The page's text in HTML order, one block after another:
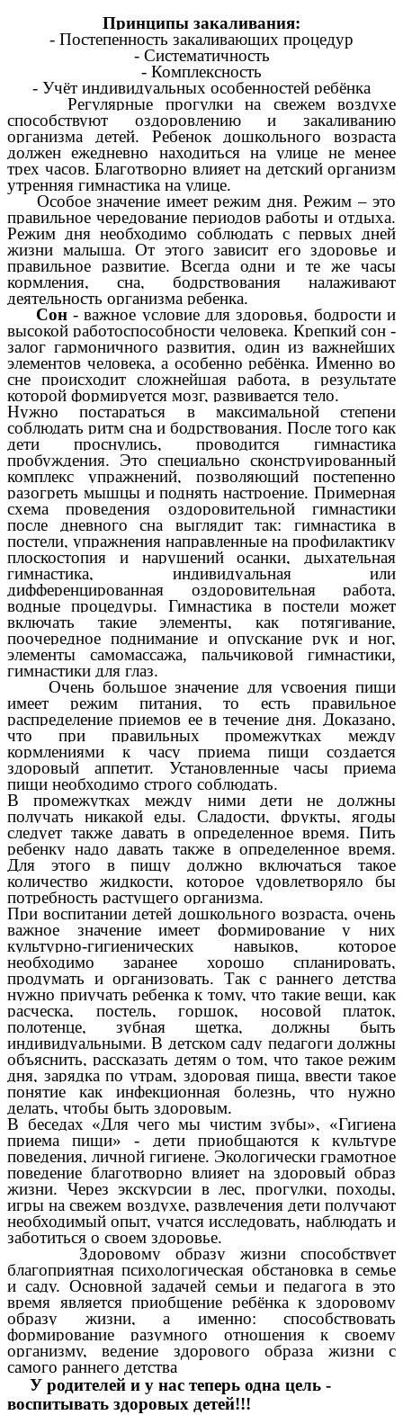
Принципы закаливания:
- Постепенность закаливающих процедур
- Систематичность
- Комплексность
- Учёт индивидуальных особенностей ребёнка
Регулярные прогулки на свежем воздухе
способствуют оздоровлению и закаливанию
организма детей. Ребенок дошкольного возраста
должен ежедневно находиться на улице не менее
трех часов. Благотворно влияет на детский организм
утренняя гимнастика на улице.
Особое значение имеет режим дня. Режим – это
правильное чередование периодов работы и отдыха.
Режим дня необходимо соблюдать с первых дней
жизни малыша. От этого зависит его здоровье и
правильное развитие. Всегда одни и те же часы
кормления, сна, бодрствования налаживают
деятельность организма ребенка.
Сон- важное условие для здоровья, бодрости и
высокой работоспособности человека. Крепкий сон -
залог гармоничного развития, один из важнейших
элементов человека, а особенно ребёнка. Именно во
сне происходит сложнейшая работа, в результате
которой формируется мозг, развивается тело.
Нужно постараться в максимальной степени
соблюдать ритм сна и бодрствования. После того как
дети проснулись, проводится гимнастика
пробуждения. Это специально сконструированный
комплекс упражнений, позволяющий постепенно
разогреть мышцы и поднять настроение. Примерная
схема проведения оздоровительной гимнастики
после дневного сна выглядит так: гимнастика в
постели, упражнения направленные на профилактику
плоскостопия и нарушений осанки, дыхательная
гимнастика, индивидуальная или
дифференцированная оздоровительная работа,
водные процедуры. Гимнастика в постели может
включать такие элементы, как потягивание,
поочередное поднимание и опускание рук и ног,
элементы самомассажа, пальчиковой гимнастики,
гимнастики для глаз.
Очень большое значение для усвоения пищи
имеет режим питания, то есть правильное
распределение приемов ее в течение дня. Доказано,
что при правильных промежутках между
кормлениями к часу приема пищи создается
здоровый аппетит. Установленные часы приема
пищи необходимо строго соблюдать.
В промежутках между ними дети не должны
получать никакой еды. Сладости, фрукты, ягоды
следует также давать в определенное время. Пить
ребенку надо давать также в определенное время.
Для этого в пищу должно включаться такое
количество жидкости, которое удовлетворяло бы
потребность растущего организма.
При воспитании детей дошкольного возраста, очень
важное значение имеет формирование у них
культурно-гигиенических навыков, которое
необходимо заранее хорошо спланировать,
продумать и организовать. Так с раннего детства
нужно приучать ребенка к тому, что такие вещи, как
расческа, постель, горшок, носовой платок,
полотенце, зубная щетка, должны быть
индивидуальными. В детском саду педагоги должны
объяснить, рассказать детям о том, что такое режим
дня, зарядка по утрам, здоровая пища, ввести такое
понятие как инфекционная болезнь, что нужно
делать, чтобы быть здоровым.
В беседах «Для чего мы чистим зубы», «Гигиена
приема пищи» - дети приобщаются к культуре
поведения, личной гигиене. Экологически грамотное
поведение благотворно влияет на здоровый образ
жизни. Через экскурсии в лес, прогулки, походы,
игры на свежем воздухе, развлечения дети получают
необходимый опыт, учатся исследовать, наблюдать и
заботиться о своем здоровье.
Здоровому образу жизни способствует
благоприятная психологическая обстановка в семье
и саду. Основной задачей семьи и педагога в это
время является приобщение ребёнка к здоровому
образу жизни, а именно: способствовать
формирование разумного отношения к своему
организму, ведение здорового образа жизни с
самого раннего детства
У родителей и у нас теперь одна цель -
воспитывать здоровых детей!!!